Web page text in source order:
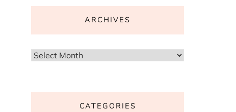
ARCHIVES
Archives
CATEGORIES